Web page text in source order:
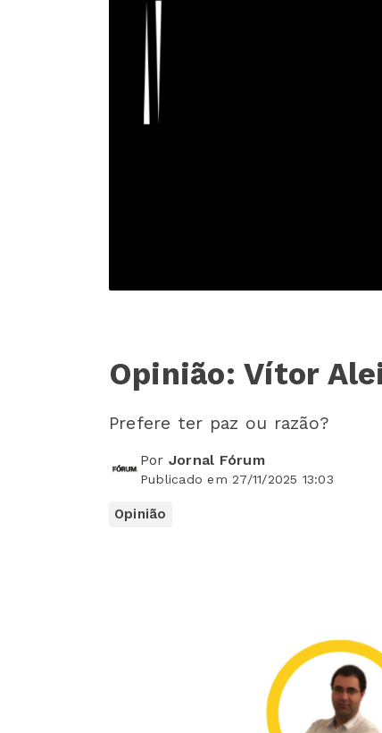
Opinião: Vítor
Prefere ter paz ou razão?
Por Jornal Fórum
Publicado em 27/11/2025 13:03
Opinião